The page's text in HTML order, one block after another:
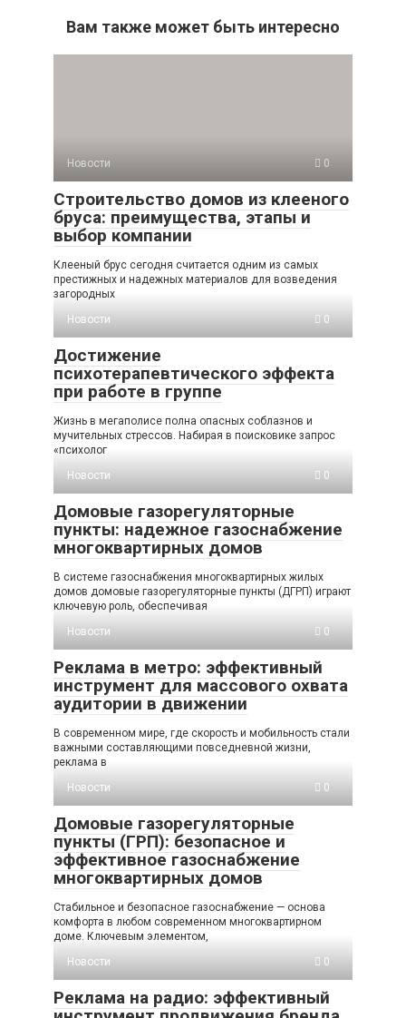
Вам также может быть интересно
Новости 0
Строительство домов из клееного
бруса: преимущества, этапы и
выбор компании
Клееный брус сегодня считается одним из самых
престижных и надежных материалов для возведения
загородных
Новости
0
Достижение
психотерапевтического эффекта
при работе в группе
Жизнь в мегаполисе полна опасных соблазнов и
мучительных стрессов. Набирая в поисковике запрос
«психолог
Новости
0
Домовые газорегуляторные
пункты: надежное газоснабжение
многоквартирных домов
В системе газоснабжения многоквартирных жилых
домов домовые газорегуляторные пункты (ДГРП) играют
ключевую роль, обеспечивая
Новости
0
Реклама в метро: эффективный
инструмент для массового охвата
аудитории в движении
В современном мире, где скорость и мобильность стали
важными составляющими повседневной жизни,
реклама в
Новости
0
Домовые газорегуляторные
пункты (ГРП): безопасное и
эффективное газоснабжение
многоквартирных домов
Стабильное и безопасное газоснабжение — основа
комфорта в любом современном многоквартирном
доме. Ключевым элементом,
Новости
0
Реклама на радио: эффективный